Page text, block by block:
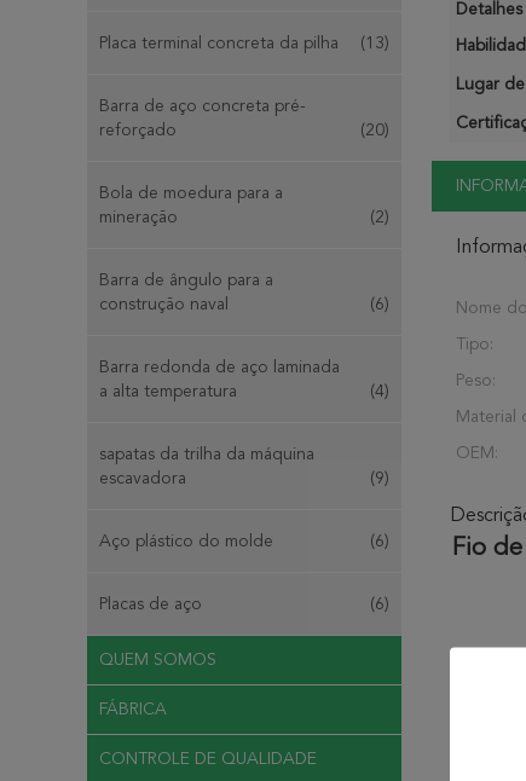
Placa terminal concreta da pilha (13)
Barra de aço concreta pré-
reforçado
(20)
Bola de moedura para a
mineração
(2)
Barra de ângulo para a
construção naval
(6)
Barra redonda de aço laminada
a alta temperatura
(4)
sapatas da trilha da máquina
escavadora
(9)
Aço plástico do molde (6)
Placas de aço (6)
QUEM SOMOS
FÁBRICA
CONTROLE DE QUALIDADE
Lugar
Nome
Tipo:
Peso:
Material
OEM:
Fio de
1.